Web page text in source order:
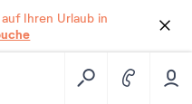
Ihren Urlaub in